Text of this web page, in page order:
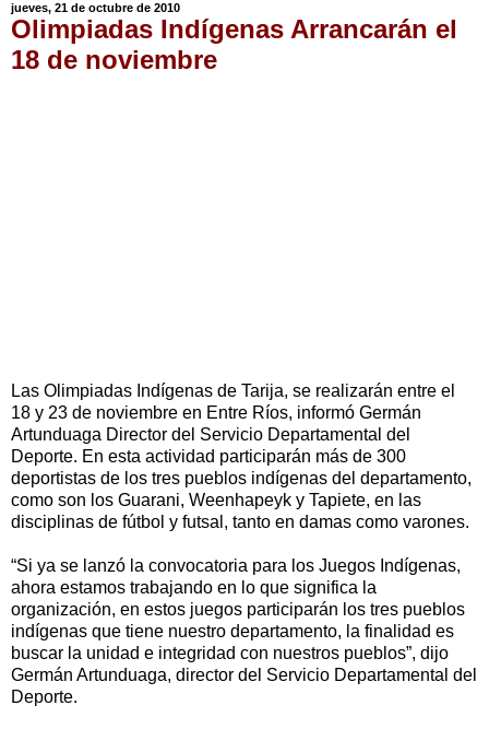
jueves, 21 de octubre de 2010
Olimpiadas Indígenas Arrancarán el
18 de noviembre
Las Olimpiadas Indígenas de Tarija, se realizarán entre el
18 y 23 de noviembre en Entre Ríos, informó Germán
Artunduaga Director del Servicio Departamental del
Deporte. En esta actividad participarán más de 300
deportistas de los tres pueblos indígenas del departamento,
como son los Guarani, Weenhapeyk y Tapiete, en las
disciplinas de fútbol y futsal, tanto en damas como varones.
“Si ya se lanzó la convocatoria para los Juegos Indígenas,
ahora estamos trabajando en lo que significa la
organización, en estos juegos participarán los tres pueblos
indígenas que tiene nuestro departamento, la finalidad es
buscar la unidad e integridad con nuestros pueblos”, dijo
Germán Artunduaga, director del Servicio Departamental del
Deporte.